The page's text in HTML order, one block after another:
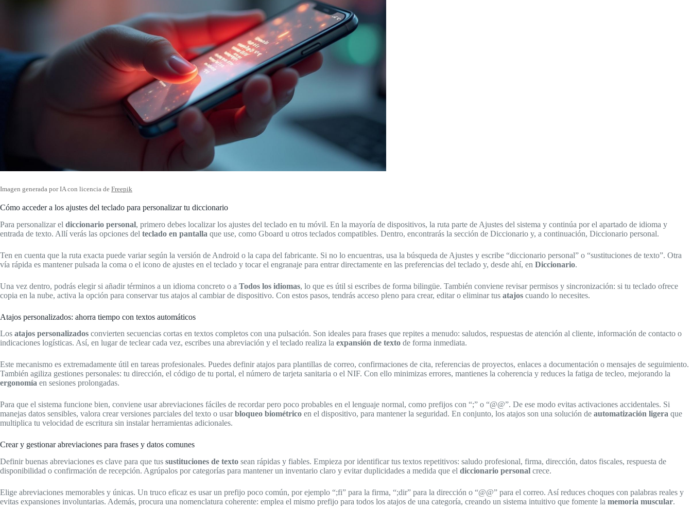
Imagen generada por IA con licencia de Freepik
Cómo acceder a los ajustes del teclado para personalizar tu diccionario
Para personalizar el diccionario personal, primero debes localizar los ajustes del teclado en tu móvil. En la mayoría de dispositivos, la ruta parte de Ajustes del sistema y continúa por el apartado de idioma y
entrada de texto. Allí verás las opciones del teclado en pantalla que use, como Gboard u otros teclados compatibles. Dentro, encontrarás la sección de Diccionario y, a continuación, Diccionario personal.
Ten en cuenta que la ruta exacta puede variar según la versión de Android o la capa del fabricante. Si no lo encuentras, usa la búsqueda de Ajustes y escribe “diccionario personal” o “sustituciones de texto”. Otra
vía rápida es mantener pulsada la coma o el icono de ajustes en el teclado y tocar el engranaje para entrar directamente en las preferencias del teclado y, desde ahí, en Diccionario.
Una vez dentro, podrás elegir si añadir términos a un idioma concreto o a Todos los idiomas, lo que es útil si escribes de forma bilingüe. También conviene revisar permisos y sincronización: si tu teclado ofrece
copia en la nube, activa la opción para conservar tus atajos al cambiar de dispositivo. Con estos pasos, tendrás acceso pleno para crear, editar o eliminar tus atajos cuando lo necesites.
Atajos personalizados: ahorra tiempo con textos automáticos
Los atajos personalizados convierten secuencias cortas en textos completos con una pulsación. Son ideales para frases que repites a menudo: saludos, respuestas de atención al cliente, información de contacto o
indicaciones logísticas. Así, en lugar de teclear cada vez, escribes una abreviación y el teclado realiza la expansión de texto de forma inmediata.
Este mecanismo es extremadamente útil en tareas profesionales. Puedes definir atajos para plantillas de correo, confirmaciones de cita, referencias de proyectos, enlaces a documentación o mensajes de seguimiento.
También agiliza gestiones personales: tu dirección, el código de tu portal, el número de tarjeta sanitaria o el NIF. Con ello minimizas errores, mantienes la coherencia y reduces la fatiga de tecleo, mejorando la
ergonomía en sesiones prolongadas.
Para que el sistema funcione bien, conviene usar abreviaciones fáciles de recordar pero poco probables en el lenguaje normal, como prefijos con “;” o “@@”. De ese modo evitas activaciones accidentales. Si
manejas datos sensibles, valora crear versiones parciales del texto o usarbloqueo biométrico en el dispositivo, para mantener la seguridad. En conjunto, los atajos son una solución de automatización ligera que
multiplica tu velocidad de escritura sin instalar herramientas adicionales.
Crear y gestionar abreviaciones para frases y datos comunes
Definir buenas abreviaciones es clave para que tus sustituciones de texto sean rápidas y fiables. Empieza por identificar tus textos repetitivos: saludo profesional, firma, dirección, datos fiscales, respuesta de
disponibilidad o confirmación de recepción. Agrúpalos por categorías para mantener un inventario claro y evitar duplicidades a medida que el diccionario personal crece.
Elige abreviaciones memorables y únicas. Un truco eficaz es usar un prefijo poco común, por ejemplo “;fi” para la firma, “;dir” para la dirección o “@@” para el correo. Así reduces choques con palabras reales y
evitas expansiones involuntarias. Además, procura una nomenclatura coherente: emplea el mismo prefijo para todos los atajos de una categoría, creando un sistema intuitivo que fomente la memoria muscular.